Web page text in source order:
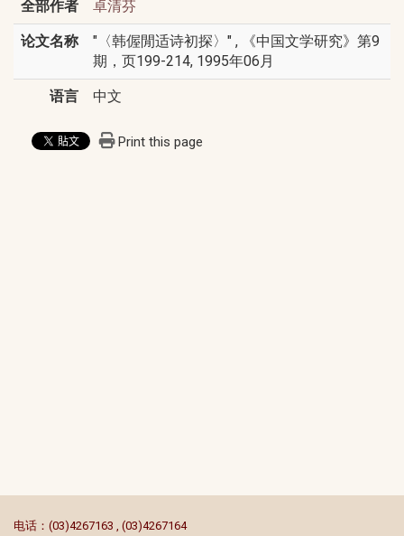
全部作者 卓清芬
论文名称
"〈韩偓閒适诗初探〉" , 《中国文学研究》第9
期，页199-214, 1995年06月
语言 中文
Print this page
电话：(03)4267163 , (03)4267164